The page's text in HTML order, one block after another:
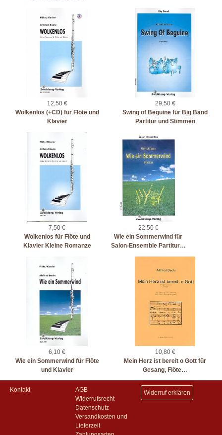
12,50 €
Wolkenlos (+CD) für Flöte und
Klavier
29,50 €
Swing of Beguine für Big Band
Partitur und Stimmen
7,50 €
Wolkenlos für Flöte und
Klavier Kleine Romanze
22,50 €
Wie ein Sommerwind für
Salon-Ensemble Partitur…
6,10 €
Wie ein Sommerwind für Flöte
und Klavier
10,80 €
Mein Herz ist bereit o Gott für
Gesang, Flöte…
Kontakt
AGB
Widerrufsrecht
Datenschutz
Versandkosten und
Lieferzeit
Widerruf erklären